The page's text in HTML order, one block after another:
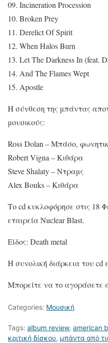
09. Incineration Procession
10. Broken Prey
11. Derelict Of Spirit
12. When Halos Burn
13. Let The Darkness In (feat.
14. And The Flames Wept
15. Apostle
Η σύνθεση της μπάντας
μουσικούς:
Ross Dolan – Μπάσο,
Robert Vigna – Κιθάρα
Steve Shalaty – Ντραμς
Alex Bouks – Κιθάρα
Το cd κυκλοφόρησε στις 18
εταιρεία Nuclear Blast.
Είδος: Death metal
Η συνολική διάρκεια του cd
Μπορείτε να το αγοράσετε
Categories: Μουσική
Tags: album review, american
κριτική δίσκου, μπάντα από